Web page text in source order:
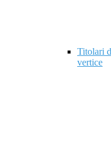
Titolari
vertice